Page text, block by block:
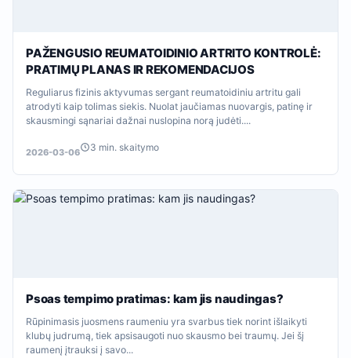
PAŽENGUSIO REUMATOIDINIO ARTRITO KONTROLĖ:
PRATIMŲ PLANAS IR REKOMENDACIJOS
Reguliarus fizinis aktyvumas sergant reumatoidiniu artritu gali
atrodyti kaip tolimas siekis. Nuolat jaučiamas nuovargis, patinę ir
skausmingi sąnariai dažnai nuslopina norą judėti....
2026-03-06 3 min. skaitymo
Psoas tempimo pratimas: kam jis naudingas?
Rūpinimasis juosmens raumeniu yra svarbus tiek norint išlaikyti
klubų judrumą, tiek apsisaugoti nuo skausmo bei traumų. Jei šį
raumenį įtrauksi į savo...